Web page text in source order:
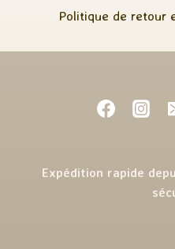
Politique de retour
Expédition rapide